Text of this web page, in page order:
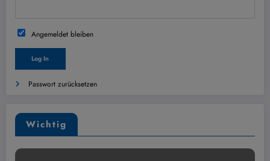
Angemeldet bleiben
Passwort zurücksetzen
Wichtig